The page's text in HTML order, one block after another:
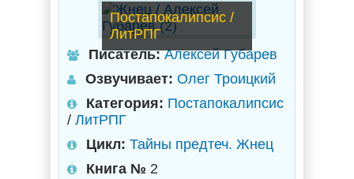
Постапокалипсис /
ЛитРПГ
Писатель: Алексей Губарев
Озвучивает: Олег Троицкий
Категория: Постапокалипсис
/ ЛитРПГ
Цикл: Тайны предтеч. Жнец
Книга № 2